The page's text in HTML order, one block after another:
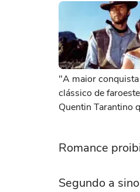
"A maior
clássico de
Quentin Tarantino
Romance
Segundo a